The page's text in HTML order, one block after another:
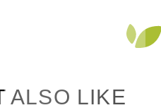
ALSO LIKE